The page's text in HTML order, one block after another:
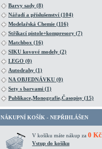
Barvy sady (8)
Nářadí a příslušenství (104)
Modelařská Chemie (116)
Stříkací pistole+kompresory (7)
Matchbox (16)
SIKU kovové modely (2)
LEGO (0)
Autodrahy (1)
NA OBJEDNÁVKU (0)
Sety s barvami (1)
Publikace,Monografie,Časopisy (15)
NÁKUPNÍ KOŠÍK - NEPŘIHLÁŠEN
V košíku máte nákup za 0 Kč
Vstup do košíku